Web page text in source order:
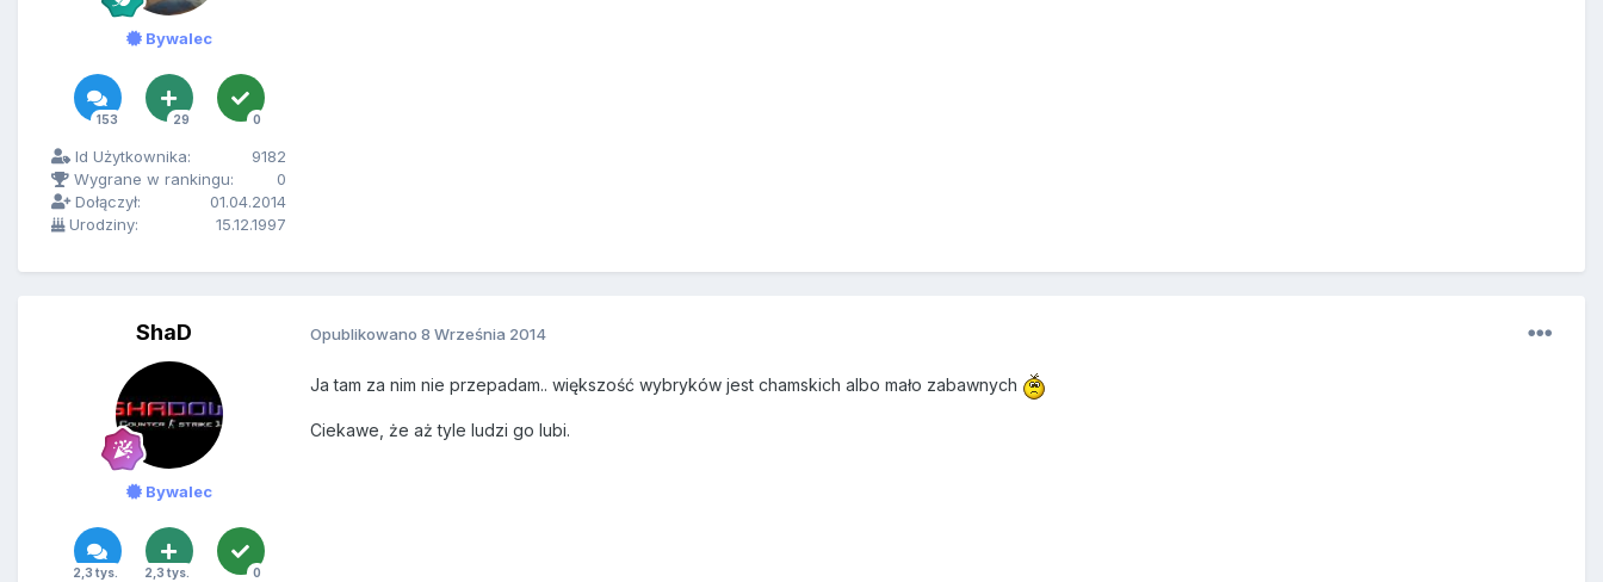
Bywalec
153 29 0
Id Użytkownika:
9182
Wygrane w rankingu:
0
Dołączył:
01.04.2014
Urodziny:
15.12.1997
ShaD
Bywalec
2,3 tys. 2,3 tys. 0
Opublikowano 8 Września 2014
Ja tam za nim nie przepadam.. większość wybryków jest chamskich albo mało zabawnych
Ciekawe, że aż tyle ludzi go lubi.